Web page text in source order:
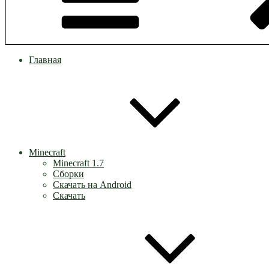
Главная
Minecraft
Minecraft 1.7
Сборки
Скачать на Android
Скачать